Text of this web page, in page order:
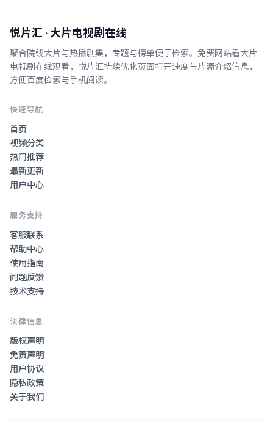
悦片汇 · 大片电视剧在线
聚合院线大片与热播剧集，专题与榜单便于检索。 免费网站看大片
电视剧在线观看 ， 悦片汇持续优化页面打开速度与片源介绍信息，
方便百度检索与手机阅读。
快速导航
首页
视频分类
热门推荐
最新更新
用户中心
服务支持
客服联系
帮助中心
使用指南
问题反馈
技术支持
法律信息
版权声明
免责声明
用户协议
隐私政策
关于我们